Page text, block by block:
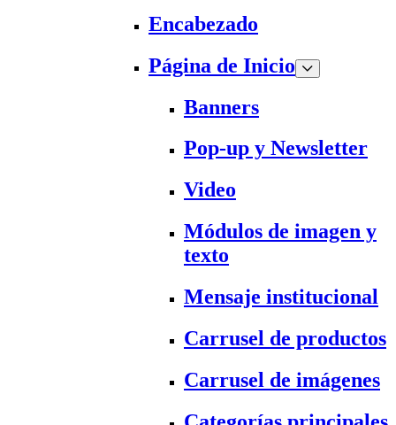
Encabezado
Página de Inicio
Banners
Pop-up y Newsletter
Video
Módulos de imagen y
texto
Mensaje institucional
Carrusel de productos
Carrusel de imágenes